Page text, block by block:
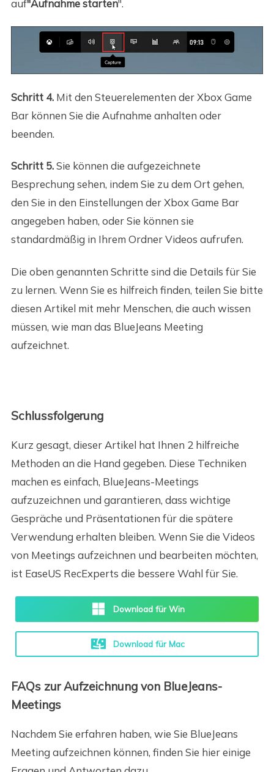
auf"Aufnahme starten".
Schritt 4.Mit den Steuerelementen der Xbox Game
Bar können Sie die Aufnahme anhalten oder
beenden.
Schritt 5.Sie können die aufgezeichnete
Besprechung sehen, indem Sie zu dem Ort gehen,
den Sie in den Einstellungen der Xbox Game Bar
angegeben haben, oder Sie können sie
standardmäßig in Ihrem Ordner Videos aufrufen.
Die oben genannten Schritte sind die Details für Sie
zu lernen. Wenn Sie es hilfreich finden, teilen Sie bitte
diesen Artikel mit mehr Menschen, die auch wissen
müssen, wie man das BlueJeans Meeting
aufzeichnet.
Schlussfolgerung
Kurz gesagt, dieser Artikel hat Ihnen 2 hilfreiche
Methoden an die Hand gegeben. Diese Techniken
machen es einfach, BlueJeans-Meetings
aufzuzeichnen und garantieren, dass wichtige
Gespräche und Präsentationen für die spätere
Verwendung erhalten bleiben. Wenn Sie die Videos
von Meetings aufzeichnen und bearbeiten möchten,
ist EaseUS RecExperts die bessere Wahl für Sie.
Download für Win
Download für Mac
FAQs zur Aufzeichnung von BlueJeans-
Meetings
Nachdem Sie erfahren haben, wie Sie BlueJeans
Meeting aufzeichnen können, finden Sie hier einige